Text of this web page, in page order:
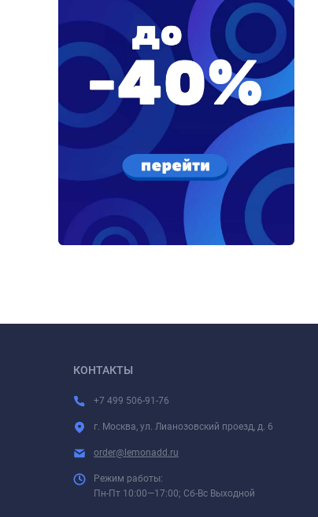
КОНТАКТЫ
+7 499 506-91-76
г. Москва, ул. Лианозовский проезд, д. 6
order@lemonadd.ru
Режим работы:
Пн-Пт 10:00—17:00; Сб-Вс Выходной